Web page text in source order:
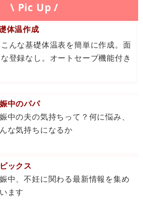
\ Pic Up /
体温作成
んな基礎体温表を簡単に作成。面
登録なし。オートセーブ機能付き
中のパパ
中の夫の気持ちって？何に悩み、
な気持ちになるか
ックス
中、不妊に関わる最新情報を集め
ます